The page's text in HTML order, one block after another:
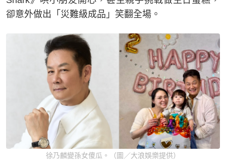
卻意外做出「災難級成品」笑翻全場。
徐乃麟變孫女傻瓜。（圖／大浪娛樂提供）